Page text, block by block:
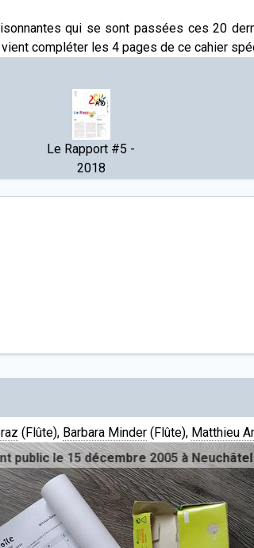
qui se sont passées ces 20
compléter les 4 pages de ce cahier
Le Rapport #5 -
2018
(Flûte), Barbara Minder (Flûte), Matthieu
2005 à Neuchâtel (NE/CH)